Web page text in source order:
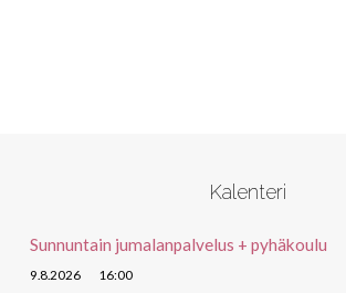
Kalenteri
Sunnuntain jumalanpalvelus + pyhäkoulu
9.8.2026 16:00